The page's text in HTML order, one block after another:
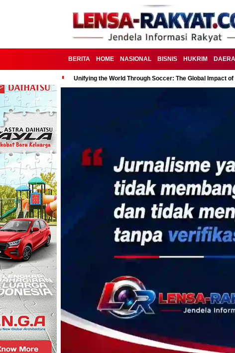
BERITA HOME NASIONAL BISNIS HUKRIM
Unifying the World Through Soccer: The Global Impact of